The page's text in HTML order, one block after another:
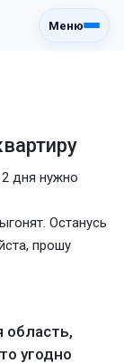
Меню
дня нужно
Останусь
прошу
область,
угодно